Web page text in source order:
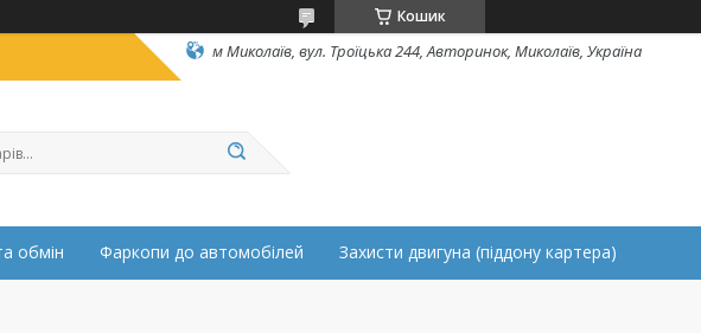
Кошик
м Миколаїв, вул. Троїцька 244, Авторинок, Миколаїв, Україна
обмін Фаркопи до автомобілей Захисти двигуна (піддону картера)